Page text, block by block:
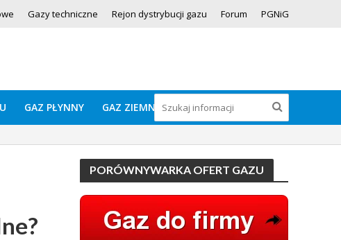
Gazy techniczne Rejon dystrybucji gazu Forum PGNiG
GAZ PŁYNNY GAZ ZIEMNY
PORÓWNYWARKA OFERT GAZU